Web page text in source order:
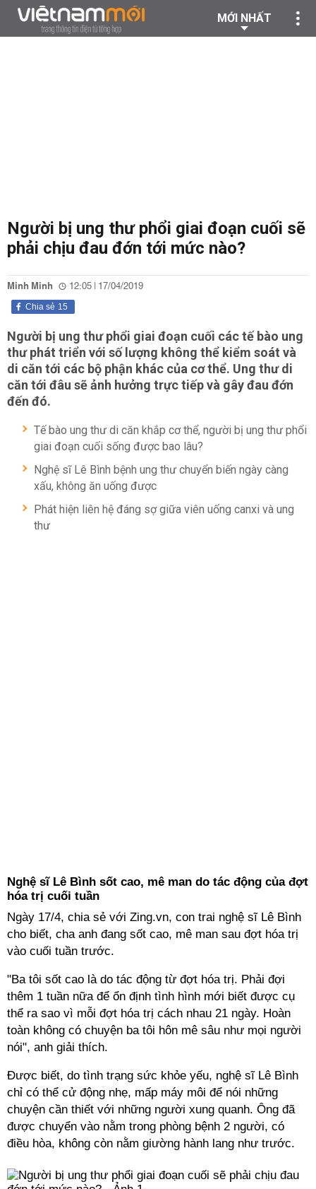
MỚI NHẤT
Người bị ung thư phổi giai đoạn cuối sẽ
phải chịu đau đớn tới mức nào?
Minh Minh 12:05 | 17/04/2019
15
Chia sẻ
Người bị ung thư phổi giai đoạn cuối các tế bào ung
thư phát triển với số lượng không thể kiểm soát và
di căn tới các bộ phận khác của cơ thể. Ung thư di
căn tới đâu sẽ ảnh hưởng trực tiếp và gây đau đớn
đến đó.
Tế bào ung thư di căn khắp cơ thể, người bị ung thư phổi
giai đoạn cuối sống được bao lâu?
Nghệ sĩ Lê Bình bệnh ung thư chuyển biến ngày càng
xấu, không ăn uống được
Phát hiện liên hệ đáng sợ giữa viên uống canxi và ung
thư
Nghệ sĩ Lê Bình sốt cao, mê man do tác động của đợt
hóa trị cuối tuần
Ngày 17/4, chia sẻ với Zing.vn, con trai nghệ sĩ Lê Bình
cho biết, cha anh đang sốt cao, mê man sau đợt hóa trị
vào cuối tuần trước.
"Ba tôi sốt cao là do tác động từ đợt hóa trị. Phải đợi
thêm 1 tuần nữa để ổn định tình hình mới biết được cụ
thể ra sao vì mỗi đợt hóa trị cách nhau 21 ngày. Hoàn
toàn không có chuyện ba tôi hôn mê sâu như mọi người
nói", anh giải thích.
Được biết, do tình trạng sức khỏe yếu, nghệ sĩ Lê Bình
chỉ có thể cử động nhẹ, mấp máy môi để nói những
chuyện cần thiết với những người xung quanh. Ông đã
được chuyển vào nằm trong phòng bệnh 2 người, có
điều hòa, không còn nằm giường hành lang như trước.